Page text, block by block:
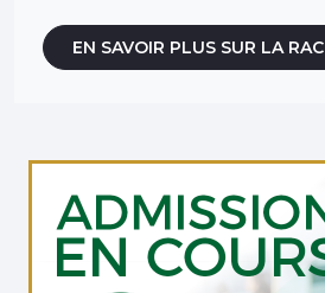
EN SAVOIR PLUS SUR LA RAC